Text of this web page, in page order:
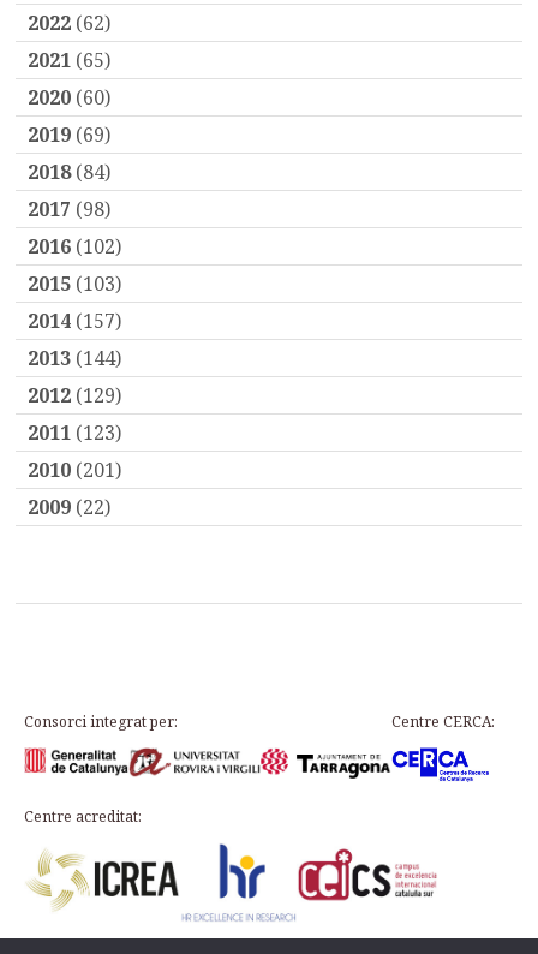
2022 (62)
2021 (65)
2020 (60)
2019 (69)
2018(84)
2017 (98)
2016 (102)
2015 (103)
2014 (157)
2013 (144)
2012 (129)
2011 (123)
2010 (201)
2009 (22)
Consorci integrat per: Centre CERCA:
Centre acreditat: